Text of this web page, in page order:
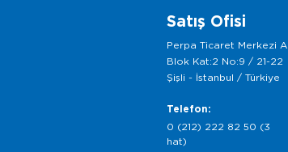
Satış Ofisi
Perpa Ticaret Merkezi A
Blok Kat:2 No:9 / 21-22
Şişli - İstanbul / Türkiye
Telefon:
0 (212) 222 82 50 (3
hat)